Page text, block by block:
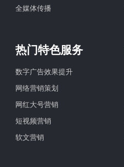
全媒体传播
热门特色服务
数字广告效果提升
网络营销策划
网红大号营销
短视频营销
软文营销